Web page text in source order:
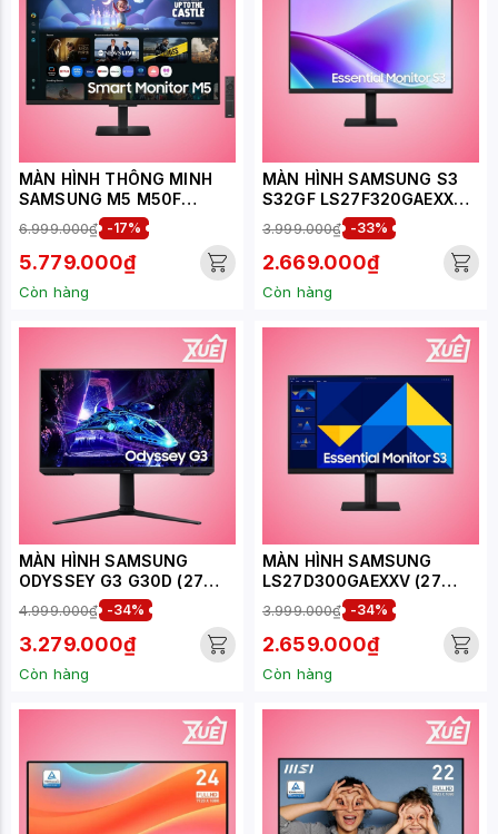
MÀN HÌNH THÔNG MINH
SAMSUNG M5 M50F
LS32FM500EEXXV (32
INCH - VA - FHD - 60HZ -
4MS - SPEAKER)
6.999.000₫ -17%
5.779.000₫
Còn hàng
MÀN HÌNH SAMSUNG S3
S32GF LS27F320GAEXXV
INCH/IPS/FHD/5MS/120HZ)
3.999.000₫ -33%
2.669.000₫
Còn hàng
MÀN HÌNH SAMSUNG
ODYSSEY G3 G30D (27
INCH - VA - FHD - 180HZ -
1MS)(LS27DG302EEXXV)
4.999.000₫ -34%
3.279.000₫
Còn hàng
MÀN HÌNH SAMSUNG
LS27D300GAEXXV (27
INCH/FHD/IPS/100HZ/5MS)
3.999.000₫ -34%
2.659.000₫
Còn hàng